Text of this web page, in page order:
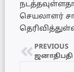
செயலாளர்
PREVIOUS